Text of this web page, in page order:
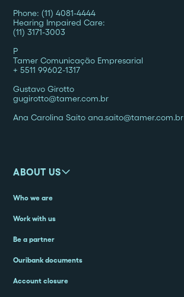
Phone: (11) 4081-4444
Hearing Impaired Care:
(11) 3171-3003
P
Tamer Comunicação Empresarial
+ 5511 99602-1317
Gustavo Girotto
gugirotto@tamer.com.br
Ana Carolina Saito ana.saito@tamer.com.br
ABOUT US
Who we are
Work with us
Be a partner
Ouribank documents
Account closure